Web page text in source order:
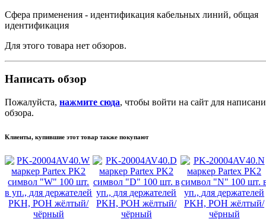
Сфера применения - идентификация кабельных линий, общая
идентификация
Для этого товара нет обзоров.
Написать обзор
Пожалуйста, нажмите сюда, чтобы войти на сайт для
обзора.
Клиенты, купившие этот товар также покупают